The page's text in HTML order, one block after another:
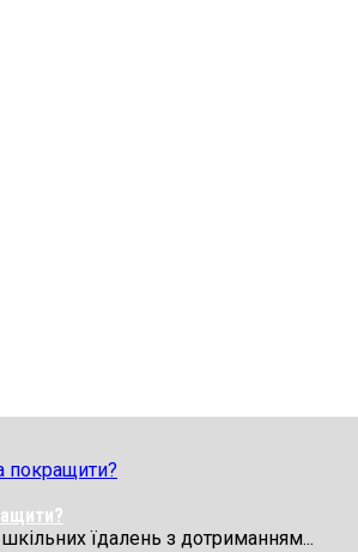
їдалень з дотриманням...